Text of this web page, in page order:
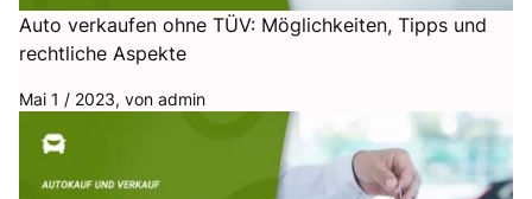
Auto verkaufen ohne TÜV: Möglichkeiten, Tipps und
rechtliche Aspekte
Mai 1 / 2023, von admin